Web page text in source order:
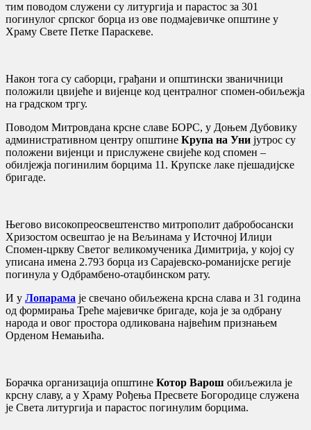
тим поводом служени су литургија и парастос за 301
погинулог српског борца из ове подмајевичке општине у
Храму Свете Петке Параскеве.
Након тога су саборци, грађани и општински званичници
положили цвијеће и вијенце код централног спомен-обиљежја
на градском тргу.
Поводом Митровдана крсне славе БОРС, у Доњем Дубовику
административном центру општине Крупа на Уни јутрос су
положени вијенци и прислужене свијеће код спомен –
обилјежја погинилим борцима 11. Крупске лаке пјешадијске
бригаде.
Његово високопреосвештенство митрополит дабробосански
Хризостом освештао је на Вељинама у Источној Илиџи
Спомен-цркву Светог великомученика Димитрија, у којој су
уписана имена 2.793 борца из Сарајевско-романијске регије
погинула у Одбрамбено-отаџбинском рату.
И у Лопарама је свечано обиљежена крсна слава и 31 година
од формирања Треће мајевичке бригаде, која је за одбрану
народа и овог простора одликована највећим признањем
Орденом Немањића.
Борачка организација општине Котор Варош обиљежила је
крсну славу, а у Храму Рођења Пресвете Богородице служена
је Света литургија и парастос погинулим борцима.